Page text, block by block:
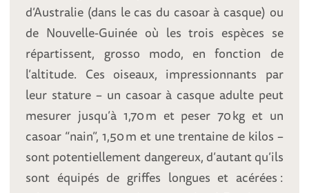
d’Australie (dans le cas du casoar à casque) ou
de Nouvelle-Guinée où les trois espèces se
répartissent, grosso modo, en fonction de
l’altitude. Ces oiseaux, impressionnants par
leur stature – un casoar à casque adulte peut
mesurer jusqu’à 1,70 m et peser 70 kg et un
casoar “nain”, 1,50 m et une trentaine de kilos –
sont potentiellement dangereux, d’autant qu’ils
sont équipés de griffes longues et acérées :